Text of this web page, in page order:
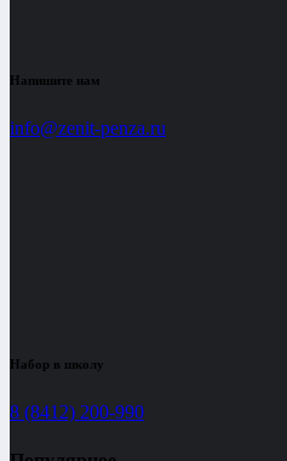
Напишите нам
info@zenit-penza.ru
Набор в школу
8 (8412) 200-990